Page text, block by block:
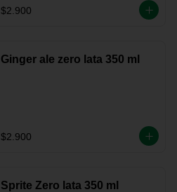
$2.900
Ginger ale zero lata 350 ml
$2.900
Sprite Zero lata 350 ml